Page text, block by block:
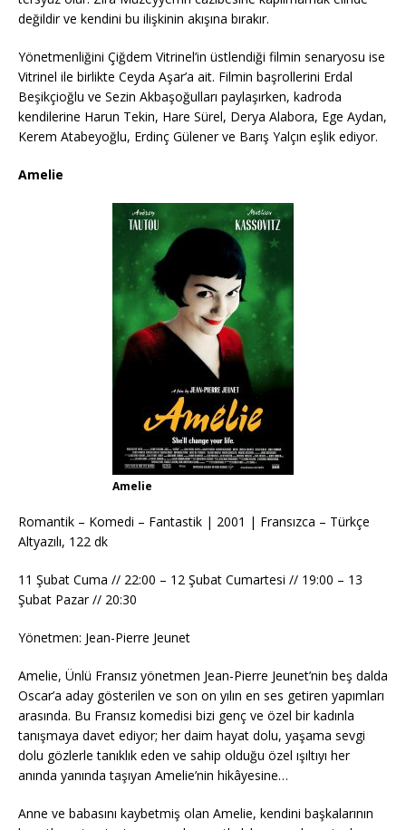
değildir ve kendini bu ilişkinin akışına bırakır.
Yönetmenliğini Çiğdem Vitrinel’in üstlendiği filmin senaryosu ise
Vitrinel ile birlikte Ceyda Aşar’a ait. Filmin başrollerini Erdal
Beşikçioğlu ve Sezin Akbaşoğulları paylaşırken, kadroda
kendilerine Harun Tekin, Hare Sürel, Derya Alabora, Ege Aydan,
Kerem Atabeyoğlu, Erdinç Gülener ve Barış Yalçın eşlik ediyor.
Amelie
Amelie
Romantik – Komedi – Fantastik | 2001 | Fransızca – Türkçe
Altyazılı, 122 dk
11 Şubat Cuma // 22:00 – 12 Şubat Cumartesi // 19:00 – 13
Şubat Pazar // 20:30
Yönetmen: Jean-Pierre Jeunet
Amelie, Ünlü Fransız yönetmen Jean-Pierre Jeunet’nin beş dalda
Oscar’a aday gösterilen ve son on yılın en ses getiren yapımları
arasında. Bu Fransız komedisi bizi genç ve özel bir kadınla
tanışmaya davet ediyor; her daim hayat dolu, yaşama sevgi
dolu gözlerle tanıklık eden ve sahip olduğu özel ışıltıyı her
anında yanında taşıyan Amelie’nin hikâyesine…
Anne ve babasını kaybetmiş olan Amelie, kendini başkalarının